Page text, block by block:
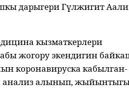
дарыгери Гүлжигит
кызматкерлери
жогору экендигин
коронавируска кабылган-
анализ алынып,